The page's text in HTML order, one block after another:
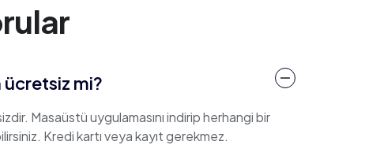
mi?
Masaüstü uygulamasını indirip herhangi bir
Kredi kartı veya kayıt gerekmez.